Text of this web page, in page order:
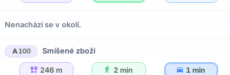
Nenachází se v okolí.
A100 Smíšené zboží
246 m 2 min 1 min